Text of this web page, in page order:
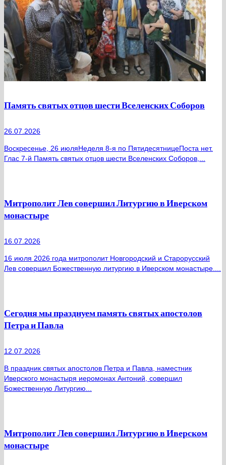
Память святых отцов шести Вселенских Соборов
26.07.2026
Воскресенье, 26 июляНеделя 8-я по ПятидесятницеПоста нет.
Глас 7-й Память святых отцов шести Вселенских Соборов,...
Митрополит Лев совершил Литургию в Иверском
монастыре
16.07.2026
16 июля 2026 года митрополит Новгородский и Старорусский
Лев совершил Божественную литургию в Иверском монастыре....
Сегодня мы празднуем память святых апостолов
Петра и Павла
12.07.2026
В праздник святых апостолов Петра и Павла, наместник
Иверского монастыря иеромонах Антоний, совершил
Божественную Литургию...
Митрополит Лев совершил Литургию в Иверском
монастыре